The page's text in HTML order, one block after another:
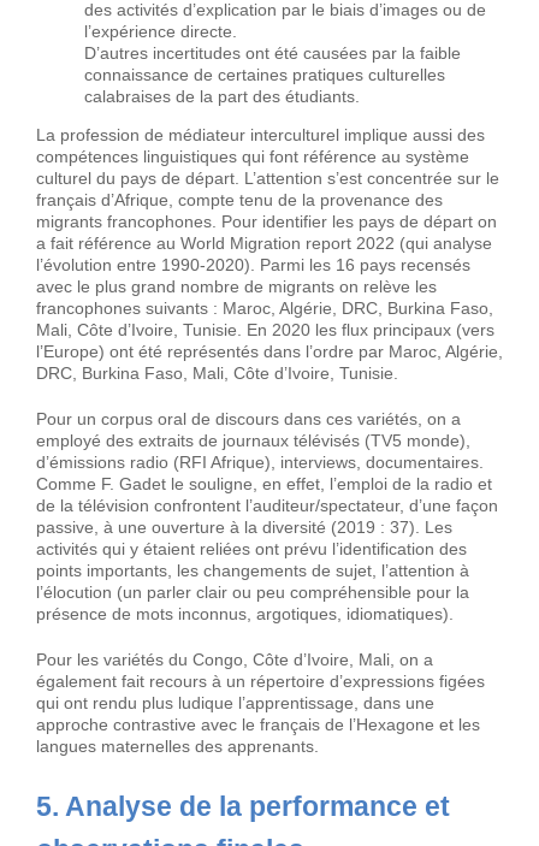
des activités d’explication par le biais d’images ou de
l’expérience directe.
D’autres incertitudes ont été causées par la faible
connaissance de certaines pratiques culturelles
calabraises de la part des étudiants.
La profession de médiateur interculturel implique aussi des
compétences linguistiques qui font référence au système
culturel du pays de départ. L’attention s’est concentrée sur le
français d’Afrique, compte tenu de la provenance des
migrants francophones. Pour identifier les pays de départ on
a fait référence au World Migration report 2022 (qui analyse
l’évolution entre 1990-2020). Parmi les 16 pays recensés
avec le plus grand nombre de migrants on relève les
francophones suivants : Maroc, Algérie, DRC, Burkina Faso,
Mali, Côte d’Ivoire, Tunisie. En 2020 les flux principaux (vers
l’Europe) ont été représentés dans l’ordre par Maroc, Algérie,
DRC, Burkina Faso, Mali, Côte d’Ivoire, Tunisie.
Pour un corpus oral de discours dans ces variétés, on a
employé des extraits de journaux télévisés (TV5 monde),
d’émissions radio (RFI Afrique), interviews, documentaires.
Comme F. Gadet le souligne, en effet, l’emploi de la radio et
de la télévision confrontent l’auditeur/spectateur, d’une façon
passive, à une ouverture à la diversité (2019 : 37). Les
activités qui y étaient reliées ont prévu l’identification des
points importants, les changements de sujet, l’attention à
l’élocution (un parler clair ou peu compréhensible pour la
présence de mots inconnus, argotiques, idiomatiques).
Pour les variétés du Congo, Côte d’Ivoire, Mali, on a
également fait recours à un répertoire d’expressions figées
qui ont rendu plus ludique l’apprentissage, dans une
approche contrastive avec le français de l’Hexagone et les
langues maternelles des apprenants.
5. Analyse de la performance et